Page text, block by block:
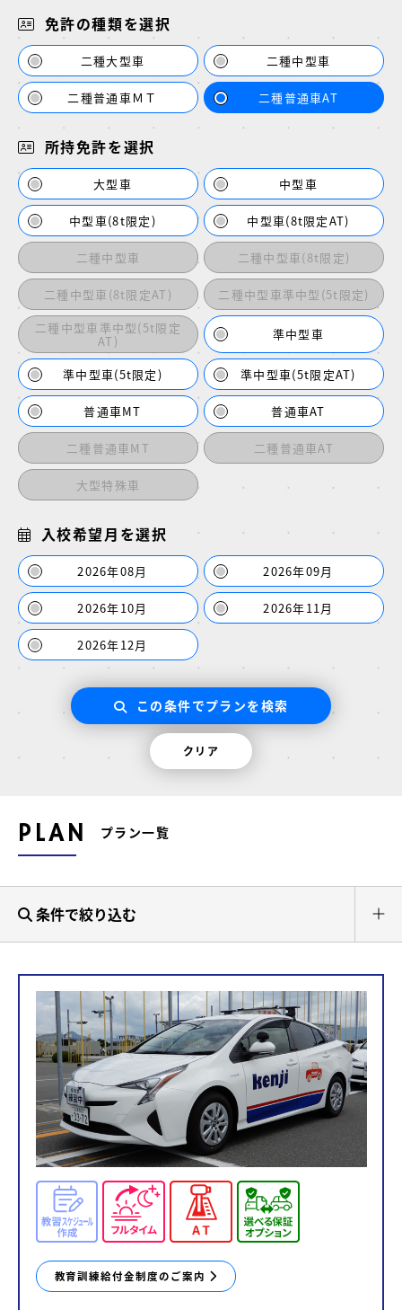
免許の種類を選択
二種大型車 二種中型車
二種普通車ＭＴ 二種普通車AT
所持免許を選択
大型車 中型車
中型車(8t限定) 中型車(8t限定AT)
二種中型車 二種中型車(8t限定)
二種中型車(8t限定AT)
二種中型車準中型(5t限定)
二種中型車準中型(5t限定
AT) 準中型車
準中型車(5t限定) 準中型車(5t限定AT)
普通車MT 普通車AT
二種普通車MT 二種普通車AT
大型特殊車
入校希望月を選択
2026年08月 2026年09月
2026年10月 2026年11月
2026年12月
クリア
この条件でプランを検索
PLAN プラン一覧
条件で絞り込む
教育訓練給付金制度のご案内